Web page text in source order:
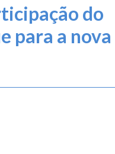
do
para a nova